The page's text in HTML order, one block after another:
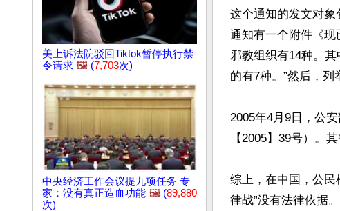
美上诉法院驳回Tiktok暂停执行禁
令请求 🖼️ (7,703次)
中央经济工作会议提九项任务 专
家：没有真正造血功能 🖼️ (89,880
次)
这个通知的发文对象
通知有一个附件《现
邪教组织有14种。
的有7种。”然后，列
2005年4月9日，公
【2005】39号）。
综上，在中国，公民
律战”没有法律依据。